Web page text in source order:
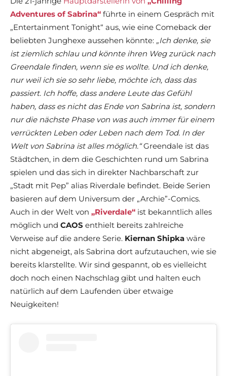
Adventures of Sabrina“ führte in einem Gespräch mit
„Entertainment Tonight“ aus, wie eine Comeback der
beliebten Junghexe aussehen könnte: „Ich denke, sie
ist ziemlich schlau und könnte ihren Weg zurück nach
Greendale finden, wenn sie es wollte. Und ich denke,
nur weil ich sie so sehr liebe, möchte ich, dass das
passiert. Ich hoffe, dass andere Leute das Gefühl
haben, dass es nicht das Ende von Sabrina ist, sondern
nur die nächste Phase von was auch immer für einem
verrückten Leben oder Leben nach dem Tod. In der
Welt von Sabrina ist alles möglich.“Greendale ist das
Städtchen, in dem die Geschichten rund um Sabrina
spielen und das sich in direkter Nachbarschaft zur
„Stadt mit Pep” alias Riverdale befindet. Beide Serien
basieren auf dem Universum der „Archie”-Comics.
Auch in der Welt von „Riverdale“ ist bekanntlich alles
möglich und CAOS enthielt bereits zahlreiche
Verweise auf die andere Serie. Kiernan Shipka wäre
nicht abgeneigt, als Sabrina dort aufzutauchen, wie sie
bereits klarstellte. Wir sind gespannt, ob es vielleicht
doch noch einen Nachschlag gibt und halten euch
natürlich auf dem Laufenden über etwaige
Neuigkeiten!